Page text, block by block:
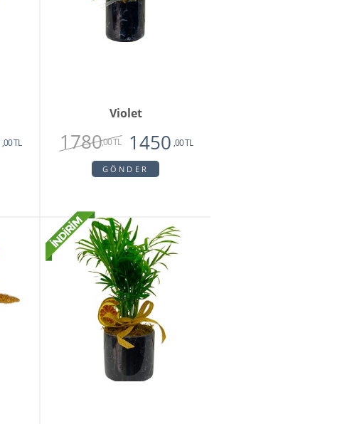
,00 TL
Violet
1780,00 TL 1450 ,00 TL
GÖNDER